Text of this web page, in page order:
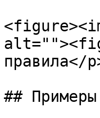
## Примеры